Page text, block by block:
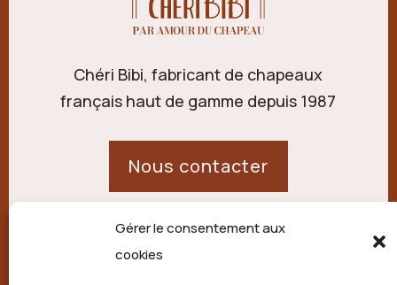
Gérer le consentement aux
cookies
Chéri Bibi, fabricant de chapeaux
français haut de gamme depuis 1987
Nous contacter
21 route de Palisse,